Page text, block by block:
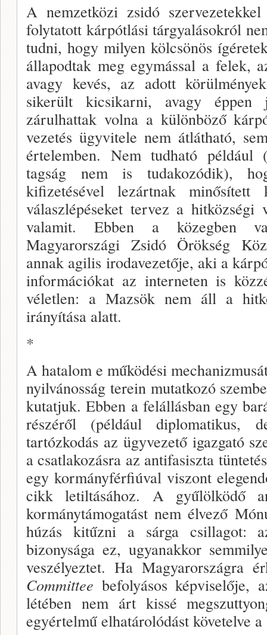
A nemzetközi zsidó
folytatott kár­pótlási tárgyalásokról
tudni, hogy milyen kölcsö­nös
állapodtak meg egymással a felek,
avagy kevés, az adott
sikerült kicsikarni, avagy ép­pen
zárulhat­tak volna a különböző
vezetés ügyvitele nem átlátható,
értelemben. Nem tudható
tagság nem is tudakozódik),
kifizetésével lezártnak minősített
válaszlépése­ket tervez a hitközségi
valamit. Ebben a közegben
Magyarországi Zsidó Örökség
annak agilis irodavezetője, aki a
infor­mációkat az interneten is
véletlen: a Mazsök nem áll a
irányítása alatt.
*
A hatalom e működési
nyilvános­ság terein mutatkozó
kutatjuk. Ebben a fe­lállásban egy
részéről (például diplomatikus,
tartózkodás az ügyvezető igazgató
a csatlakozásra az antifasisz­ta
egy kormányférfiúval viszont
cikk letiltásá­hoz. A gyűlölködő
kormánytámogatást nem élvező
húzás kitűzni a sárga csillagot:
bizonysága ez, ugyanakkor
ve­szélyeztet. Ha Magyarországra
Committee befolyásos
létében nem árt kissé
egyértelmű elhatáro­lódást követelve